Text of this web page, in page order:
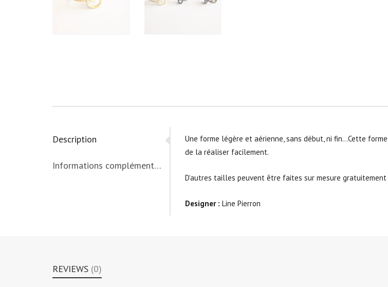
Description
Informations complémentaires
Une forme légère et aérienne, sans début, ni fin…Cette
de la réaliser facilement.
D’autres tailles peuvent être faites sur mesure
Designer : Line Pierron
REVIEWS (0)